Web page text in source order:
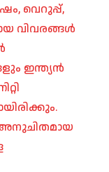
വെറുപ്പ്,
വിവരങ്ങൾ
ഇന്ത്യൻ